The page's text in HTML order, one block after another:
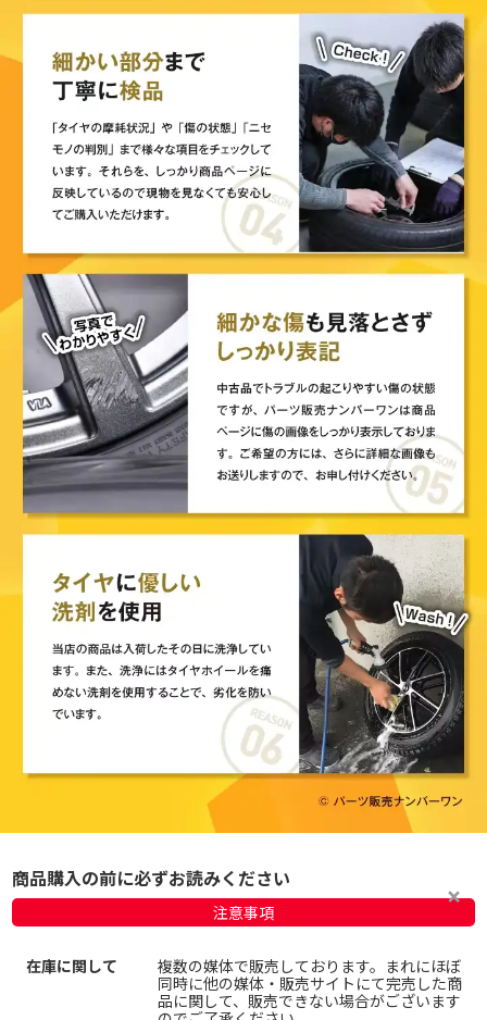
商品購入の前に必ずお読みください
注意事項
在庫に関して
複数の媒体で販売しております。まれにほぼ
同時に他の媒体・販売サイトにて完売した商
品に関して、販売できない場合がございます